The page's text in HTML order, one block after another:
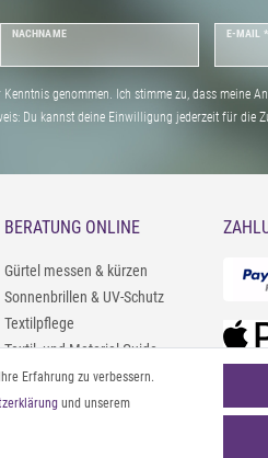
NACHNAME E-MAIL *
Kenntnis genommen. Ich stimme zu, dass meine
Du kannst deine Einwilligung jederzeit für die
BERATUNG ONLINE
Gürtel messen & kürzen
Sonnenbrillen & UV-Schutz
Textilpflege
Textil- und Material-Guide
Geldbörse richtig organisieren
Pflegeanleitung für Caps
Erfahrung zu verbessern.
und unserem